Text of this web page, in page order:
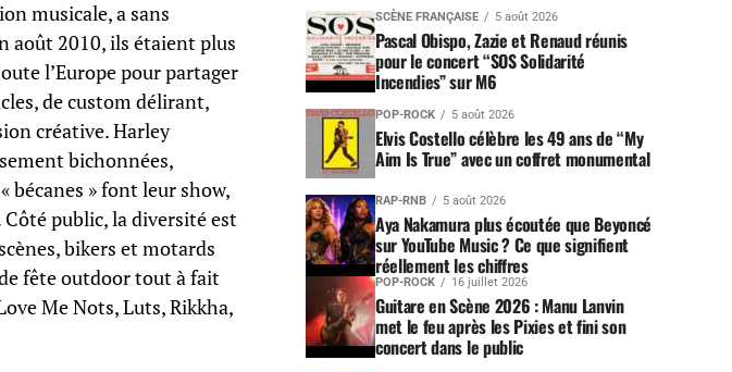
musicale, a sans
août 2010, ils étaient plus
l’Europe pour partager
de custom délirant,
créative. Harley
bichonnées,
bécanes » font leur show,
public, la diversité est
bikers et motards
fête outdoor tout à fait
Me Nots, Luts, Rikkha,
SCÈNE FRANÇAISE 5 août 2026
Pascal Obispo, Zazie et Renaud réunis
pour le concert “SOS Solidarité
Incendies” sur M6
POP-ROCK 5 août 2026
Elvis Costello célèbre les 49 ans de “My
Aim Is True” avec un coffret monumental
RAP-RNB 5 août 2026
Aya Nakamura plus écoutée que Beyoncé
sur YouTube Music ? Ce que signifient
réellement les chiffres
POP-ROCK 16 juillet 2026
Guitare en Scène 2026 : Manu Lanvin
met le feu après les Pixies et fini son
concert dans le public